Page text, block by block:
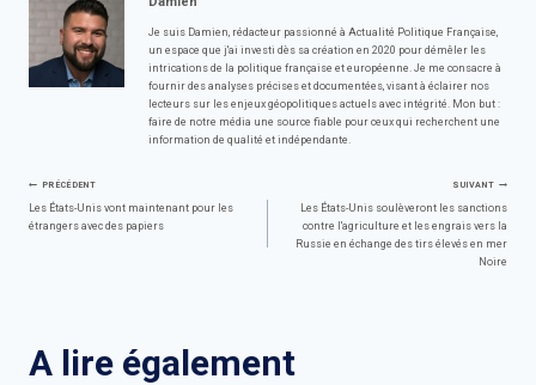
Je suis Damien, rédacteur passionné à Actualité Politique Française,
un espace que j'ai investi dès sa création en 2020 pour démêler les
intrications de la politique française et européenne. Je me consacre à
fournir des analyses précises et documentées, visant à éclairer nos
lecteurs sur les enjeux géopolitiques actuels avec intégrité. Mon but :
faire de notre média une source fiable pour ceux qui recherchent une
information de qualité et indépendante.
Navigation
PRÉCÉDENT
Les États-Unis vont maintenant pour les
étrangers avec des papiers
SUIVANT
Les États-Unis soulèveront les sanctions
contre l'agriculture et les engrais vers la
Russie en échange des tirs élevés en mer
Noire
A lire également